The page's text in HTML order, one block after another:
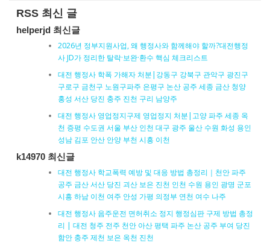
RSS 최신 글
helperjd 최신글
2026년 정부지원사업, 왜 행정사와 함께해야 할까?대전행정
사 JD가 정리한 탈락·보완·환수 핵심 체크리스트
대전 행정사 학폭 가해자 처분|강동구 강북구 관악구 광진구
구로구 금천구 노원구파주 은평구 논산 공주 세종 금산 청양
홍성 서산 당진 충주 진천 구리 남양주
대전 행정사 영업정지구제 영업정지 처분|고양 파주 세종 옥
천 증평 수도권 서울 부산 인천 대구 광주 울산 수원 화성 용인
성남 김포 안산 안양 부천 시흥 이천
k14970 최신글
대전 행정사 학교폭력 예방 및 대응 방법 총정리｜천안 파주
공주 금산 서산 당진 괴산 보은 진천 인천 수원 용인 광명 군포
시흥 하남 이천 여주 안성 가평 의정부 연천 여수 나주
대전 행정사 음주운전 면허취소 정지 행정심판 구제 방법 총정
리 | 대전 청주 전주 천안 아산 평택 파주 논산 공주 부여 당진
함안 충주 제천 보은 옥천 진천